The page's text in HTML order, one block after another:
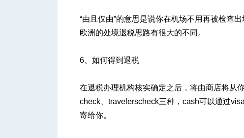
“由且仅由”的意思是说你在机场不用再被检查
欧洲的处境退税思路有很大的不同。
6、如何得到退税
在退税办理机构核实确定之后，将由商店将从
check、travelerscheck三种，cash可以通过
寄给你。